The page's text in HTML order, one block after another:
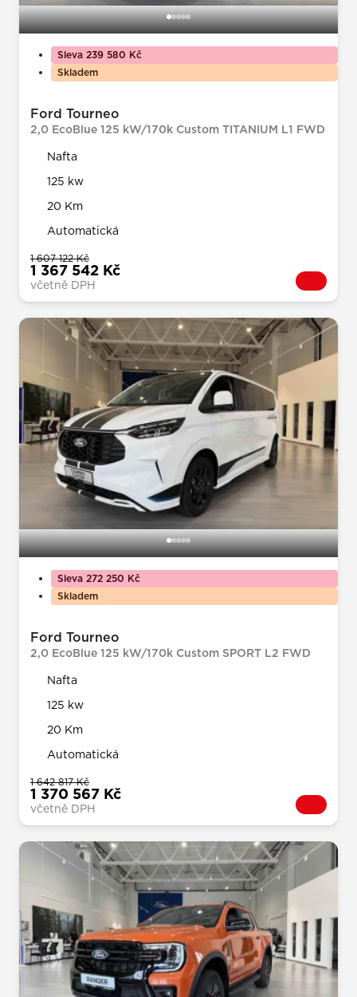
Sleva 239 580 Kč
Skladem
Ford Tourneo
2,0 EcoBlue 125 kW/170k Custom TITANIUM L1 FWD
Nafta
125 kw
20 Km
Automatická
1 607 122 Kč
1 367 542 Kč
včetně DPH
Sleva 272 250 Kč
Skladem
Ford Tourneo
2,0 EcoBlue 125 kW/170k Custom SPORT L2 FWD
Nafta
125 kw
20 Km
Automatická
1 642 817 Kč
1 370 567 Kč
včetně DPH